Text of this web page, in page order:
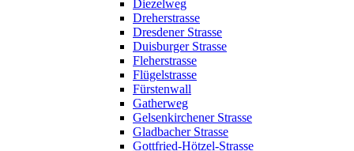
Diezelweg
Dreherstrasse
Dresdener Strasse
Duisburger Strasse
Fleherstrasse
Flügelstrasse
Fürstenwall
Gatherweg
Gelsenkirchener Strasse
Gladbacher Strasse
Gottfried-Hötzel-Strasse